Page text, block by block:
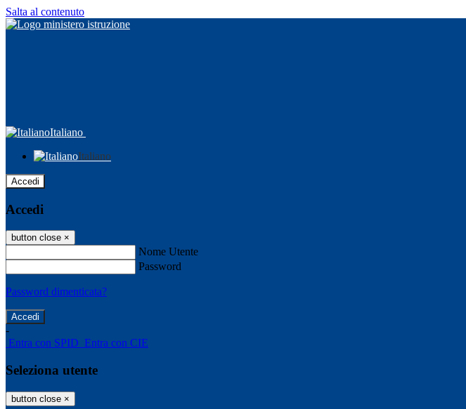
Salta al contenuto
Italiano
Italiano
Accedi
Accedi
button close ×
Nome Utente
Password
Password dimenticata?
-
Entra con SPID Entra con CIE
Seleziona utente
button close ×